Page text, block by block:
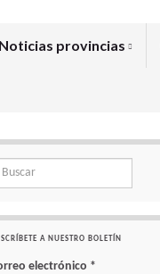
Noticias provincias
for:
A NUESTRO BOLETÍN
electrónico *